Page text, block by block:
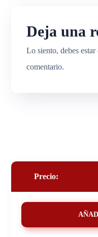
Deja una
Lo siento, debes estar
comentario.
Precio: